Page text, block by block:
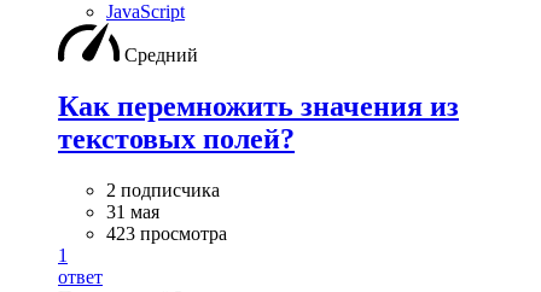
JavaScript
Средний
Как перемножить значения из
текстовых полей?
2 подписчика
31 мая
423 просмотра
1
ответ